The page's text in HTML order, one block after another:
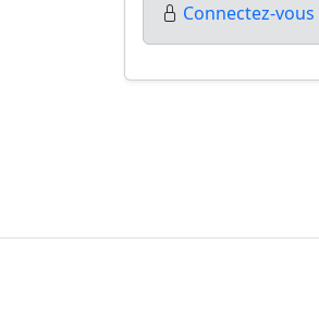
Connectez-vous